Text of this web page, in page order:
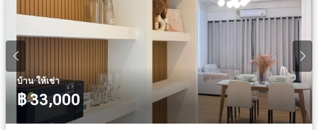
บ้าน·ให้เช่า
฿ 33,000